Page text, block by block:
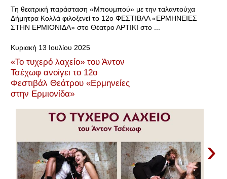
Τη θεατρική παράσταση «Μπουμπού» με την ταλαντούχα
Δήμητρα Κολλά φιλοξενεί το 12ο ΦΕΣΤΙΒΑΛ «ΕΡΜΗΝΕΙΕΣ
ΣΤΗΝ ΕΡΜΙΟΝΙΔΑ» στο Θέατρο ΑΡΤΙΚΙ στο ...
Κυριακή 13 Ιουλίου 2025
«Το τυχερό λαχείο» του Άντον
Τσέχωφ ανοίγει το 12ο
Φεστιβάλ Θεάτρου «Ερμηνείες
στην Ερμιονίδα»
›